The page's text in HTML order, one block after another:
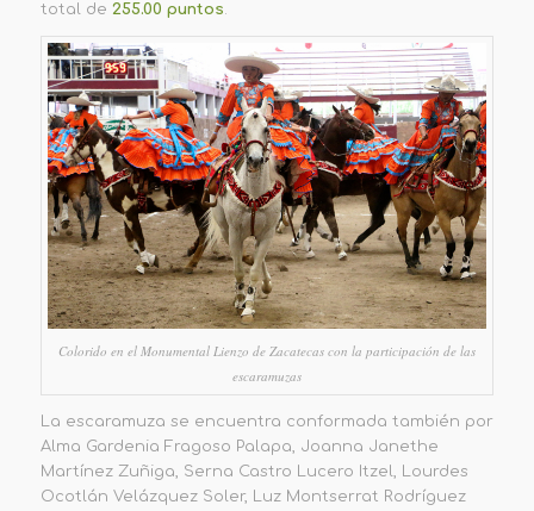
total de 255.00 puntos.
Colorido en el Monumental Lienzo de Zacatecas con la participación de las
escaramuzas
La escaramuza se encuentra conformada también por
Alma Gardenia Fragoso Palapa, Joanna Janethe
Martínez Zuñiga, Serna Castro Lucero Itzel, Lourdes
Ocotlán Velázquez Soler, Luz Montserrat Rodríguez